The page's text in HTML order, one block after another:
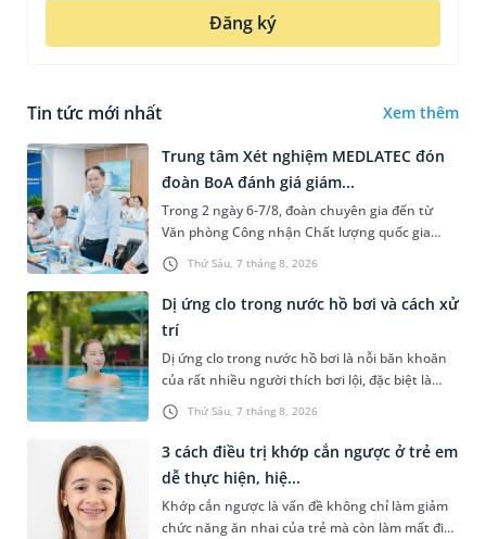
Đăng ký
Tin tức mới nhất Xem thêm
Thứ Sáu, 7 tháng 8, 2026
Trung tâm Xét nghiệm MEDLATEC đón
đoàn BoA đánh giá giám...
Trong 2 ngày 6-7/8, đoàn chuyên gia đến từ
Văn phòng Công nhận Chất lượng quốc gia
(BoA) đã ghi nhận và đánh giá cao nỗ lực duy trì
hệ thống quản lý chất lượ...
Thứ Sáu, 7 tháng 8, 2026
Dị ứng clo trong nước hồ bơi và cách xử
trí
Dị ứng clo trong nước hồ bơi là nỗi băn khoăn
của rất nhiều người thích bơi lội, đặc biệt là
những trường hợp thường xuyên bơi ở những
hồ bơi nhân tạo. Bài v...
3 cách điều trị khớp cắn ngược ở trẻ em
dễ thực hiện, hiệ...
Khớp cắn ngược là vấn đề không chỉ làm giảm
chức năng ăn nhai của trẻ mà còn làm mất đi